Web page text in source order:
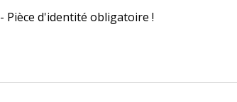
- Pièce d'identité obligatoire !